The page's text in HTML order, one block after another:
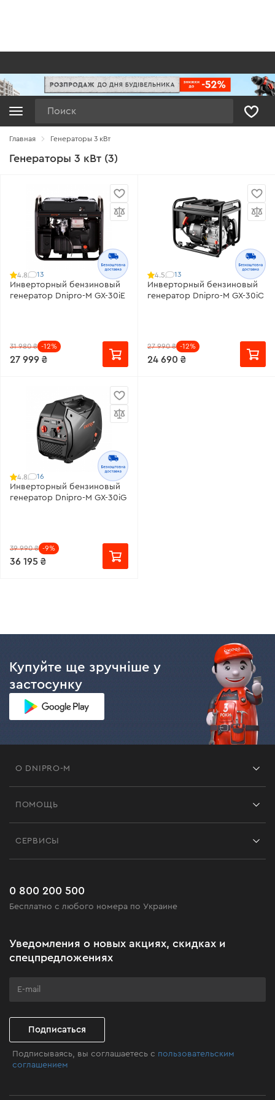
Главная Генераторы 3 кВт
Генераторы 3 кВт (3)
4.8 13
Инверторный бензиновый
генератор Dnipro-M GX-30iЕ
31 980 ₴ -12%
27 999 ₴
4.5 13
Инверторный бензиновый
генератор Dnipro-M GX-30iC
27 990 ₴ -12%
24 690 ₴
4.8 16
Инверторный бензиновый
генератор Dnipro-M GX-30iG
39 990 ₴ -9%
36 195 ₴
Купуйте ще зручніше у
застосунку
О DNIPRO-M
Черная пятница
Клуб мастерства
ПОМОЩЬ
Часто задаваемые вопросы
СЕРВИСЫ
0 800 200 500
Бесплатно с любого номера по Украине
Уведомления о новых акциях, скидках и
спецпредложениях
Подписаться
Подписываясь, вы соглашаетесь с пользовательским
соглашением